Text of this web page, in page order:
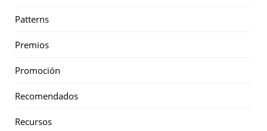
Patterns
Premios
Promoción
Recomendados
Recursos